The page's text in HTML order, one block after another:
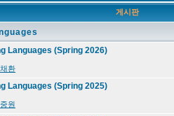
게시판
Languages (Spring 2026)
환
Languages (Spring 2025)
원